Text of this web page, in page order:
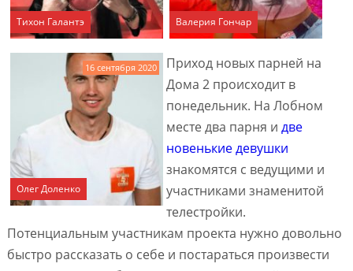
Тихон Галантэ Валерия Гончар
16 сентября 2020
Олег Доленко
Приход новых парней на
Дома 2 происходит в
понедельник. На Лобном
месте два парня идве
новенькие девушки
знакомятся с ведущими и
участниками знаменитой
телестройки.
Потенциальным участникам проекта нужно довольно
быстро рассказать о себе и постараться произвести